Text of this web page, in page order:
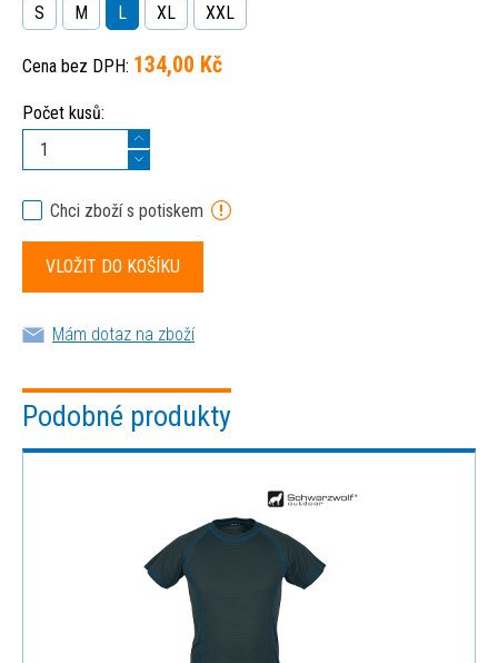
S
M L XL XXL
Cena bez DPH: 134,00 Kč
Počet kusů:
Chci zboží s potiskem
Mám dotaz na zboží
Podobné produkty